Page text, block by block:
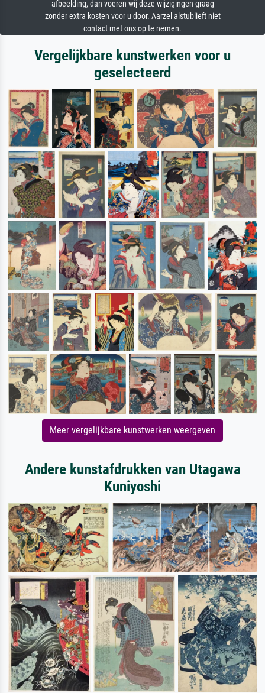
afbeelding, dan voeren wij deze wijzigingen graag
zonder extra kosten voor u door. Aarzel alstublieft niet
contact met ons op te nemen.
Vergelijkbare kunstwerken voor u
geselecteerd
Meer vergelijkbare kunstwerken weergeven
Andere kunstafdrukken van Utagawa
Kuniyoshi